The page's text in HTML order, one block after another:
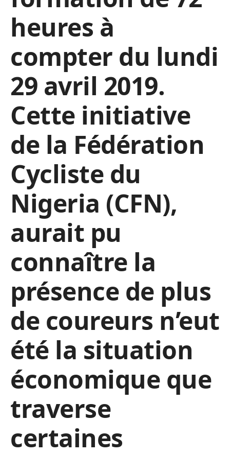
heures à
compter du lundi
29 avril 2019.
Cette initiative
de la Fédération
Cycliste du
Nigeria (CFN),
aurait pu
connaître la
présence de plus
de coureurs n’eut
été la situation
économique que
traverse
certaines